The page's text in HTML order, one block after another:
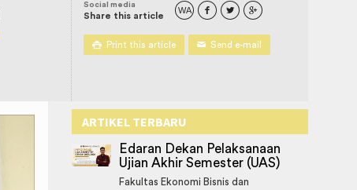
Social media
Share this article
WA   
 Print this article ✉ Send e-mail
ARTIKEL TERBARU
Edaran Dekan Pelaksanaan
Ujian Akhir Semester (UAS)
Fakultas Ekonomi Bisnis dan